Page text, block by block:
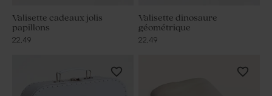
Valisette cadeaux jolis
papillons
22,49
Valisette dinosaure
géométrique
22,49